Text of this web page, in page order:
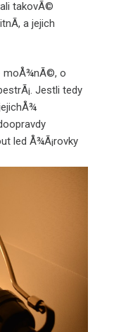
takovÃ©
a jejich
moÅ¾nÃ©, o
Jestli tedy
led Å¾Ã¡rovky